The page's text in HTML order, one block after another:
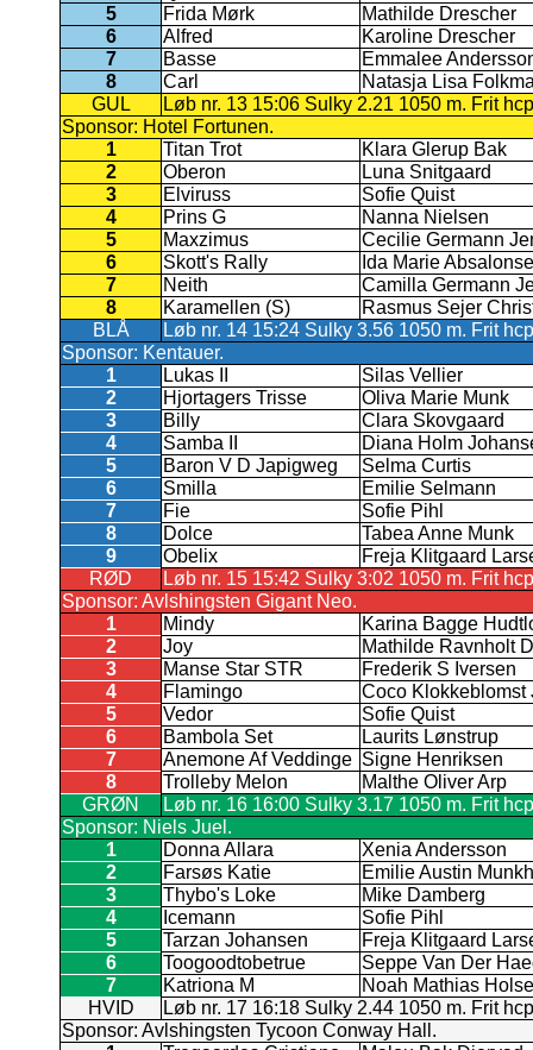
5
Frida Mørk
Mathilde Drescher
6
Alfred
Karoline Drescher
7
Basse
Emmalee
8
Carl
Natasja Lisa
GUL
Løb nr. 13 15:06 Sulky 2.21 1050 m. Frit hcp
Sponsor: Hotel Fortunen.
1
Titan Trot
Klara Glerup Bak
2
Oberon
Luna Snitgaard
3
Elviruss
Sofie Quist
4
Prins G
Nanna Nielsen
5
Maxzimus
Cecilie Germann
6
Skott's Rally
Ida Marie
7
Neith
Camilla Germann
8
Karamellen (S)
Rasmus Sejer
BLÅ
Løb nr. 14 15:24 Sulky 3.56 1050 m. Frit hcp
Sponsor: Kentauer.
1
Lukas II
Silas Vellier
2
Hjortagers Trisse
Oliva Marie Munk
3
Billy
Clara Skovgaard
4
Samba II
Diana Holm
5
Baron V D Japigweg
Selma Curtis
6
Smilla
Emilie Selmann
7
Fie
Sofie Pihl
8
Dolce
Tabea Anne Munk
9
Obelix
Freja Klitgaard
RØD
Løb nr. 15 15:42 Sulky 3:02 1050 m. Frit hcp
Sponsor: Avlshingsten Gigant Neo.
1
Mindy
Karina Bagge
2
Joy
Mathilde Ravnholt
3
Manse Star STR
Frederik S Iversen
4
Flamingo
Coco Klokkeblomst
5
Vedor
Sofie Quist
6
Bambola Set
Laurits Lønstrup
7
Anemone Af Veddinge Signe Henriksen
8
Trolleby Melon
Malthe Oliver Arp
GRØN
Løb nr. 16 16:00 Sulky 3.17 1050 m. Frit hcp
Sponsor: Niels Juel.
1
Donna Allara
Xenia Andersson
2
Farsøs Katie
Emilie Austin
3
Thybo's Loke
Mike Damberg
4
Icemann
Sofie Pihl
5
Tarzan Johansen
Freja Klitgaard
6
Toogoodtobetrue
Seppe Van Der
7
Katriona M
Noah Mathias Holse
HVID
Løb nr. 17 16:18 Sulky 2.44 1050 m. Frit hcp
Sponsor: Avlshingsten Tycoon Conway Hall.